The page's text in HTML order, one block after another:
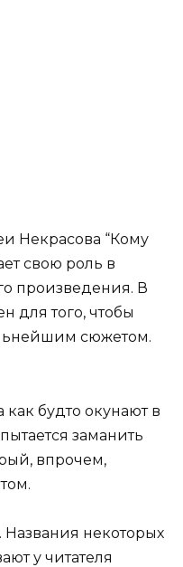
Некрасова “Кому
свою роль в
произведения. В
для того, чтобы
сюжетом.
будто окунают в
заманить
впрочем,
некоторых
у читателя